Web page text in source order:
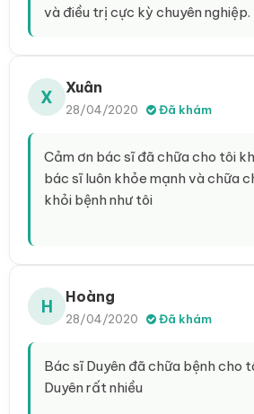
và điều trị cực kỳ chuyên nghiệp.
X Xuân
28/04/2020 Đã khám
Cảm ơn bác sĩ đã chữa cho tôi
bác sĩ luôn khỏe mạnh và chữa
khỏi bệnh như tôi
H Hoàng
28/04/2020 Đã khám
Bác sĩ Duyên đã chữa bệnh cho
Duyên rất nhiều